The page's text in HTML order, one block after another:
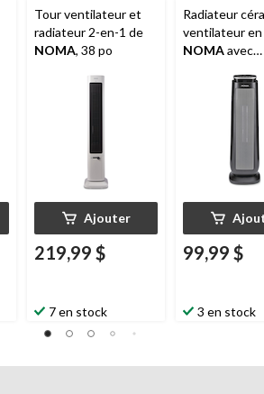
Tour ventilateur et
radiateur 2-en-1 de
NOMA, 38 po
Ajouter
219,99 $
7 en stock
Radiateur
ventilateur
NOMAavec
thermostat, 1
noir, 23 po
99,99 $
3 en stock